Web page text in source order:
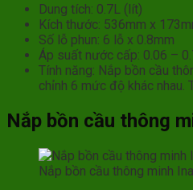
Dung tích: 0.7L (lít)
Kích thước: 536mm x
Số lỗ phun: 6 lỗ x 0.8mm
Áp suất nước cấp: 0.06 –
Tính năng: Nắp bồn cầu
chỉnh 6 mức độ khác nhau.
Nắp bồn cầu thông
Nắp bồn cầu thông minh